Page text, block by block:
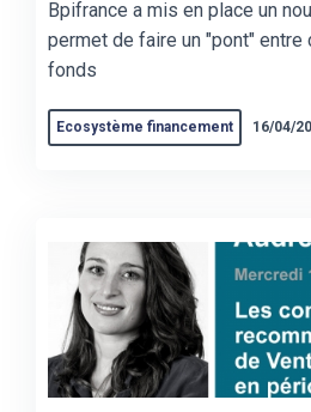
Bpifrance a mis en place un
permet de faire un "pont" entre
fonds
Ecosystème financement 16/04/